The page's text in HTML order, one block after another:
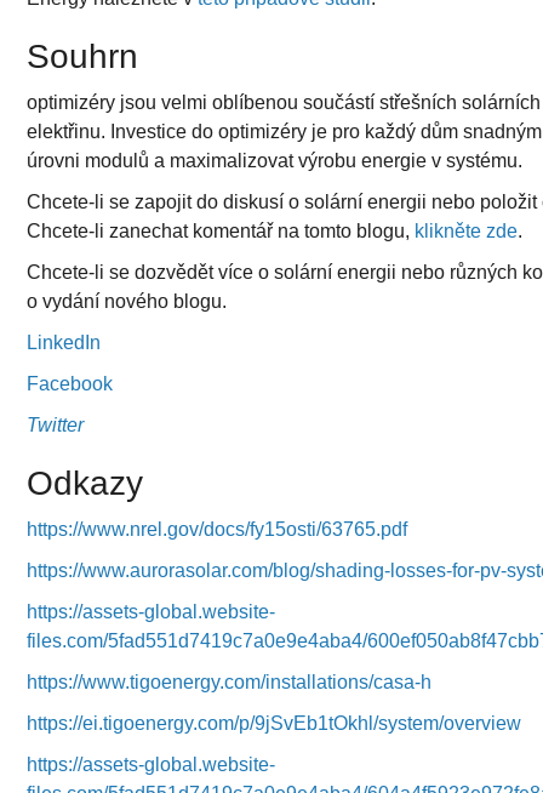
Souhrn
optimizéry jsou velmi oblíbenou součástí střešních
elektřinu. Investice do optimizéry je pro každý dům
úrovni modulů a maximalizovat výrobu energie v systému.
Chcete-li se zapojit do diskusí o solární energii nebo
Chcete-li zanechat komentář na tomto blogu, klikněte zde.
Chcete-li se dozvědět více o solární energii nebo různých
o vydání nového blogu.
LinkedIn
Facebook
Twitter
Odkazy
https://www.nrel.gov/docs/fy15osti/63765.pdf
https://www.aurorasolar.com/blog/shading-losses-for-pv-
https://assets-global.website-
files.com/5fad551d7419c7a0e9e4aba4/
https://www.tigoenergy.com/installations/casa-h
https://ei.tigoenergy.com/p/9jSvEb1tOkhl/system/overview
https://assets-global.website-